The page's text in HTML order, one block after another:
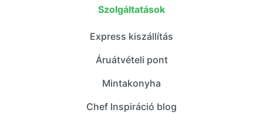
Szolgáltatások
Express kiszállítás
Áruátvételi pont
Mintakonyha
Chef Inspiráció blog